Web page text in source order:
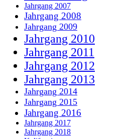
Jahrgang 2007
Jahrgang 2008
Jahrgang 2009
Jahrgang 2010
Jahrgang 2011
Jahrgang 2012
Jahrgang 2013
Jahrgang 2014
Jahrgang 2015
Jahrgang 2016
Jahrgang 2017
Jahrgang 2018